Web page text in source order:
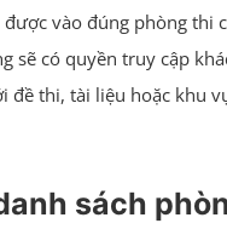
vào đúng phòng thi
sẽ có quyền truy cập
đề thi, tài liệu hoặc khu
sách